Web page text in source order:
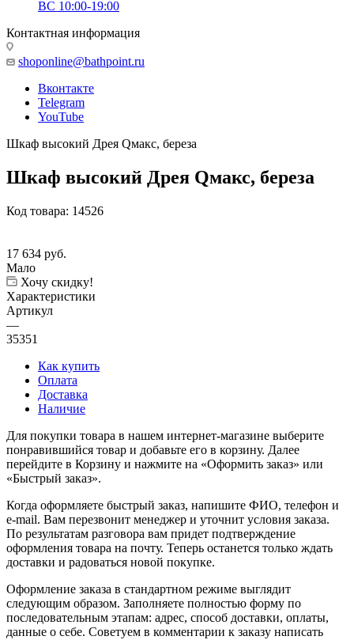
ВС 10:00-19:00
Контактная информация
shoponline@bathpoint.ru
Вконтакте
Telegram
YouTube
Шкаф высокий Дрея Qмакс, береза
Шкаф высокий Дрея Qмакс, береза
Код товара: 14526
17 634 руб.
Мало
Хочу скидку!
Характеристики
Артикул
—
35351
Как купить
Оплата
Доставка
Наличие
Для покупки товара в нашем интернет-магазине выберите
понравившийся товар и добавьте его в корзину. Далее
перейдите в Корзину и нажмите на «Оформить заказ» или
«Быстрый заказ».
Когда оформляете быстрый заказ, напишите ФИО, телефон и
e-mail. Вам перезвонит менеджер и уточнит условия заказа.
По результатам разговора вам придет подтверждение
оформления товара на почту. Теперь останется только ждать
доставки и радоваться новой покупке.
Оформление заказа в стандартном режиме выглядит
следующим образом. Заполняете полностью форму по
последовательным этапам: адрес, способ доставки, оплаты,
данные о себе. Советуем в комментарии к заказу написать